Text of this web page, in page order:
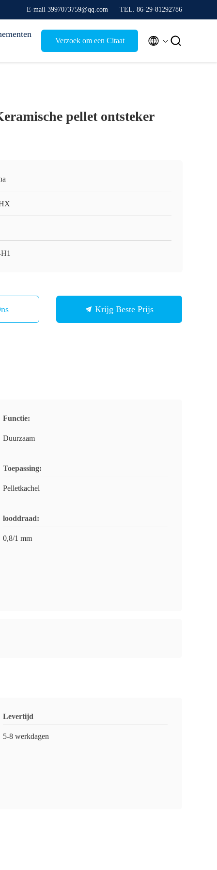
E-mail 3997073759@qq.com TEL. 86-29-81292786
Verzoek om een Citaat  
pellet ontsteker
Krijg Beste Prijs
Functie:
Duurzaam
Toepassing:
Pelletkachel
looddraad:
0,8/1 mm
Levertijd
5-8 werkdagen